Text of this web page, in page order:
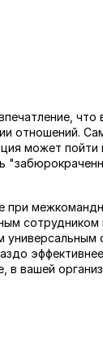
отношений.
может
сотрудником
в вашей